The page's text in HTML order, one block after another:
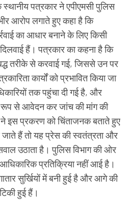
पत्रकार ने एपीएमसी पुलिस
आरोप लगाते हुए कहा है कि
का आधार बनाने के लिए किसी
हैं। पत्रकार का कहना है कि
तरीके से करवाई गई, जिससे उन पर
कार्यों को प्रभावित किया जा
तक पहुंचा दी गई है, और
रूप से आवेदन कर जांच की मांग की
इस प्रकरण को चिंताजनक बताते हुए
जाते हैं तो यह प्रेस की स्वतंत्रता और
उठाता है। पुलिस विभाग की ओर
प्रतिक्रिया नहीं आई है।
सुर्खियों में बनी हुई है और आगे की
हुई हैं।